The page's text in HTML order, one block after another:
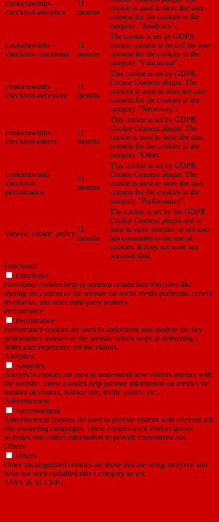
cookielawinfo-
checkbox-analytics
11
months
cookie is used to store the user
consent for the cookies in the
category "Analytics".
cookielawinfo-
checkbox-functional
11
months
The cookie is set by GDPR
cookie consent to record the user
consent for the cookies in the
category "Functional".
cookielawinfo-
checkbox-necessary
11
months
This cookie is set by GDPR
Cookie Consent plugin. The
cookies is used to store the user
consent for the cookies in the
category "Necessary".
cookielawinfo-
checkbox-others
11
months
This cookie is set by GDPR
Cookie Consent plugin. The
cookie is used to store the user
consent for the cookies in the
category "Other.
cookielawinfo-
checkbox-
performance
11
months
This cookie is set by GDPR
Cookie Consent plugin. The
cookie is used to store the user
consent for the cookies in the
category "Performance".
viewed_cookie_policy
11
months
The cookie is set by the GDPR
Cookie Consent plugin and is
used to store whether or not user
has consented to the use of
cookies. It does not store any
personal data.
Functional
Functional
Functional cookies help to perform certain functionalities like
sharing the content of the website on social media platforms, collect
feedbacks, and other third-party features.
Performance
Performance
Performance cookies are used to understand and analyze the key
performance indexes of the website which helps in delivering a
better user experience for the visitors.
Analytics
Analytics
Analytical cookies are used to understand how visitors interact with
the website. These cookies help provide information on metrics the
number of visitors, bounce rate, traffic source, etc.
Advertisement
Advertisement
Advertisement cookies are used to provide visitors with relevant ads
and marketing campaigns. These cookies track visitors across
websites and collect information to provide customized ads.
Others
Others
Other uncategorized cookies are those that are being analyzed and
have not been classified into a category as yet.
SAVE & ACCEPT